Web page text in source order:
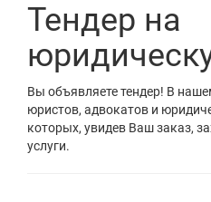
Тендер на
Вы объявляете тендер! В
юристов, адвокатов и
которых, увидев Ваш заказ,
услуги.